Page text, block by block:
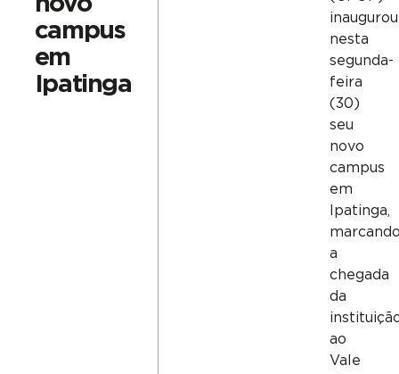
campus
em
Ipatinga
inaugurou
nesta
segunda-
feira
(30)
seu
novo
campus
em
Ipatinga,
a
chegada
da
ao
Vale